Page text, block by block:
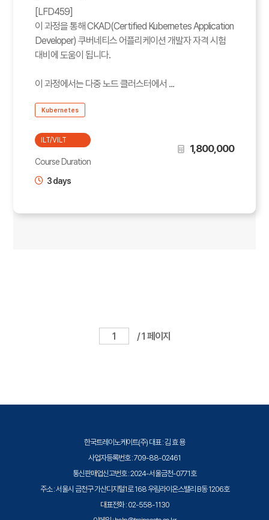
[LFD459]
이 과정을 통해 CKAD(Certified Kubernetes Application
Developer) 쿠버네티스 어플리케이션 개발자 자격 시험
대비에 도움이 됩니다.
이 과정에서는 다중 노드 클러스터에서 ...
Kubernetes
ILT/VILT
Course Duration
3 days
1,800,000
/ 1 페이지
한국트레이노케이트(주) 대표 : 김 효 용
사업자등록번호 : 709-88-02461
통신판매업신고번호 : 2024-서울금천-0771호
주소 : 서울시 금천구 가산디지털1로 168 우림라이온스밸리 B동 1206호
대표전화 : 02-558-1130